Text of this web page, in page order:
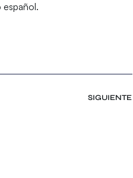
español.
SIGUIENTE